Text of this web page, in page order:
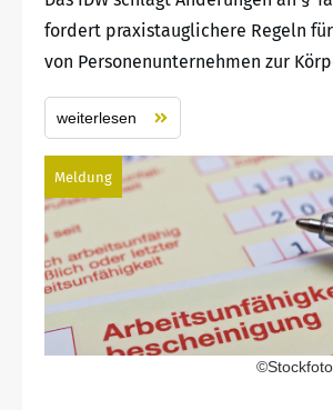
fordert praxistauglichere Regeln
von Personenunternehmen zur
weiterlesen
Meldung